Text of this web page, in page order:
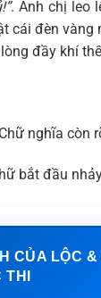
. Anh chị leo
cái đèn vàng
đầy khí
nghĩa còn
bắt đầu
CỦA LỘC &